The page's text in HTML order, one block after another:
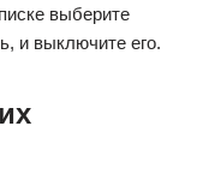
выберите
и выключите его.